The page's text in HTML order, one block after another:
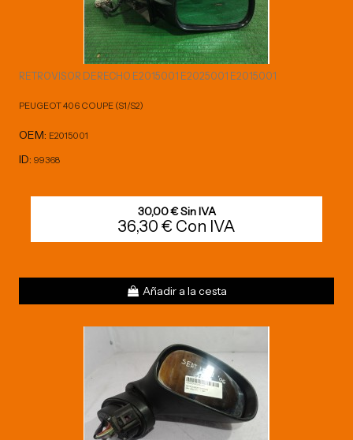
RETROVISOR DERECHO E2015001 E2025001 E2015001
PEUGEOT 406 COUPE (S1/S2)
OEM: E2015001
ID: 99368
30,00 € Sin IVA
36,30 € Con IVA
Añadir a la cesta